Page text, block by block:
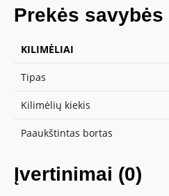
Prekės savybės
KILIMĖLIAI
Tipas
Kilimėlių kiekis
Paaukštintas bortas
Įvertinimai (0)